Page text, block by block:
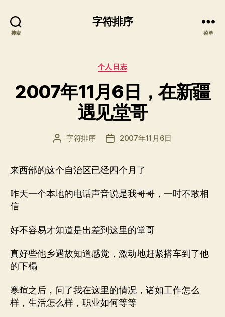
搜索
字符排序
菜单
分
个人日志
2007年11月6日，在新疆
遇见堂哥
文
者
字符排序
发
期
2007年11月6日
来西部的这个自治区已经四个月了
昨天一个本地的电话声音说是我哥哥，一时不敢相
信
好不容易才知道是出差到这里的堂哥
真好些他乡遇故知道感觉，激动地赶紧搭车到了他
的下榻
寒暄之后，问了我在这里的情况，诸如工作怎么
样，生活怎么样，职业如何等等